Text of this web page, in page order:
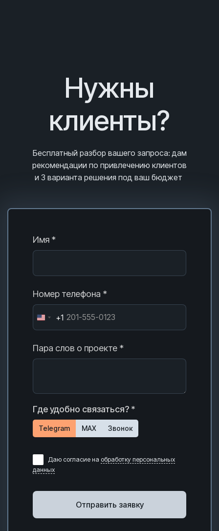
Нужны
клиенты?
Бесплатный разбор вашего запроса: дам
рекомендации по привлечению клиентов
и 3 варианта решения под ваш бюджет
Имя *
Номер телефона *
+1
Пара слов о проекте *
Где удобно связаться? *
Telegram MAX Звонок
Даю согласие на обработку персональных
данных
Отправить заявку